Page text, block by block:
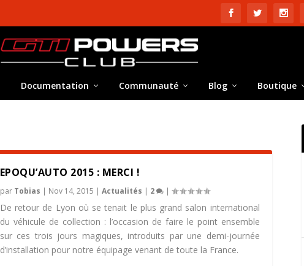
Documentation Communauté Blog Boutique
EPOQU’AUTO 2015 : MERCI !
par Tobias | Nov 14, 2015 | Actualités | 2 |
De retour de Lyon où se tenait le plus grand salon international
du véhicule de collection : l’occasion de faire le point ensemble
sur ces trois jours magiques, introduits par une demi-journée
d’installation pour notre équipage venant de toute la France.